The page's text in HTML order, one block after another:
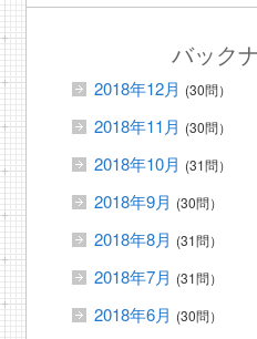
バック
2018年12月 (30問）
2018年11月 (30問）
2018年10月 (31問）
2018年9月 (30問）
2018年8月 (31問）
2018年7月 (31問）
2018年6月 (30問）